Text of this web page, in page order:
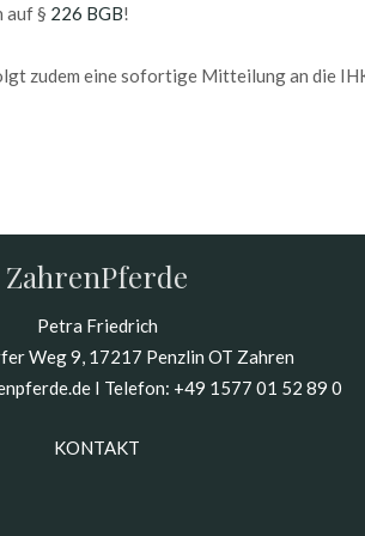
auf § 226 BGB!
zudem eine sofortige Mitteilung an die
ZahrenPferde
Petra Friedrich
Weg 9, 17217 Penzlin OT Zahren
I Telefon: +49 1577 01 52 89 0
KONTAKT